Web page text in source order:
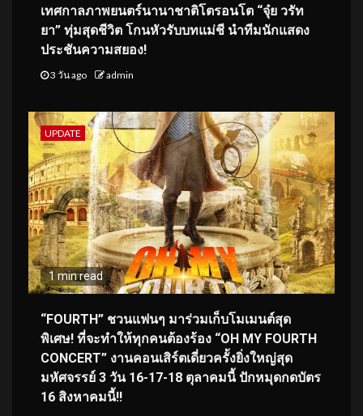
เทศกาลภาพยนตร์นานาชาติโตรอนโต “จุ๋ย วรัท
ยา” ทุ่มสุดชีวิต โกนหัวรับบทแม่ชี นำทีมนักแสดง
ประชันความสยอง!
3 วัน ago admin
UPDATE
1 min read
“FOURTH” ชวนแฟนๆ มาร่วมเก็บโมเมนต์สุด
พิเศษ! ที่จะทำให้ทุกคนต้องร้อง “OH MY FOURTH
CONCERT” งานคอนเสิร์ตเดี่ยวครั้งยิ่งใหญ่สุด
มหัศจรรย์ 3 วัน 16-17-18 ตุลาคมนี้ ปักหมุดกดบัตร
16 สิงหาคมนี้!!